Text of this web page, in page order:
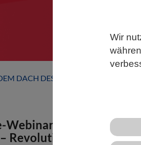
Wir
DACH DES VBIO
Revolutionäre